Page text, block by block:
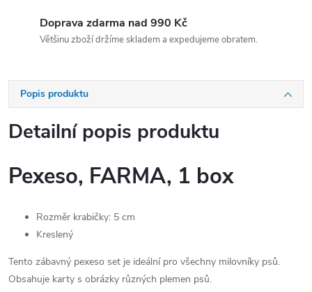
Doprava zdarma nad 990 Kč
Většinu zboží držíme skladem a expedujeme obratem.
Popis produktu
Detailní popis produktu
Pexeso, FARMA, 1 box
Rozměr krabičky: 5 cm
Kreslený
Tento zábavný pexeso set je ideální pro všechny milovníky psů.
Obsahuje karty s obrázky různých plemen psů.